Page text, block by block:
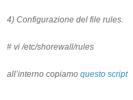
4) Configurazione del file rules.
# vi /etc/shorewall/rules
all’interno copiamo questo script